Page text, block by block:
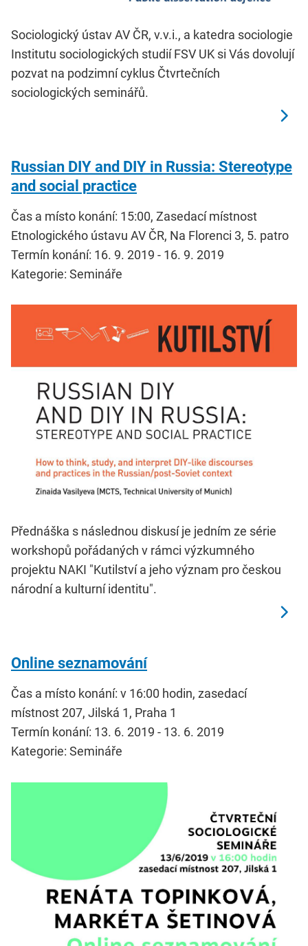
Sociologický ústav AV ČR, v.v.i., a katedra sociologie
Institutu sociologických studií FSV UK si Vás dovolují
pozvat na podzimní cyklus Čtvrtečních
sociologických seminářů.
Russian DIY and DIY in Russia: Stereotype
and social practice
Čas a místo konání: 15:00, Zasedací místnost
Etnologického ústavu AV ČR, Na Florenci 3, 5. patro
Termín konání: 16. 9. 2019 - 16. 9. 2019
Kategorie: Semináře
Přednáška s následnou diskusí je jedním ze série
workshopů pořádaných v rámci výzkumného
projektu NAKI "Kutilství a jeho význam pro českou
národní a kulturní identitu".
Online seznamování
Čas a místo konání: v 16:00 hodin, zasedací
místnost 207, Jilská 1, Praha 1
Termín konání: 13. 6. 2019 - 13. 6. 2019
Kategorie: Semináře